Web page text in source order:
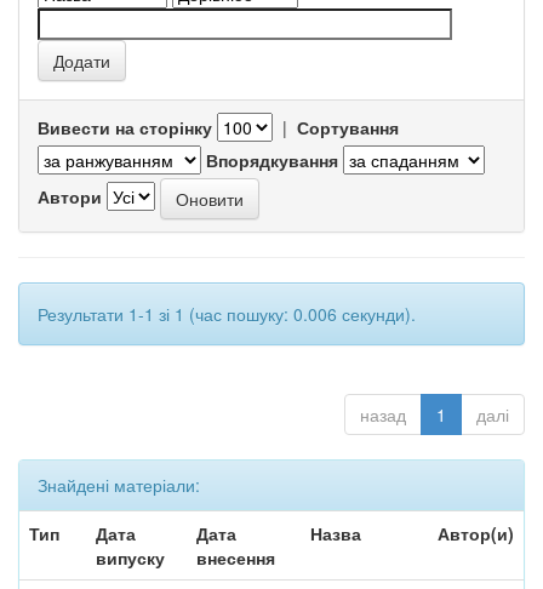
Вивести на сторінку | Сортування
Впорядкування
Автори
Результати 1-1 зі 1 (час пошуку: 0.006 секунди).
назад 1 далі
Знайдені матеріали:
Тип
Дата
випуску
Дата
внесення
Назва Автор(и)